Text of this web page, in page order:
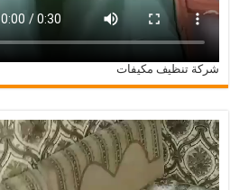
شركة تنظيف مكيفات